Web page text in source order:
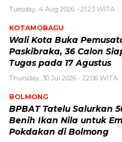
Tuesday, 4 Aug 2026 - 21:23 WITA
KOTAMOBAGU
Wali Kota Buka
Paskibraka, 36 Calon
Tugas pada 17 Agustus
Thursday, 30 Jul 2026 - 22:06 WITA
BOLMONG
BPBAT Tatelu Salurkan
Benih Ikan Nila untuk
Pokdakan di Bolmong